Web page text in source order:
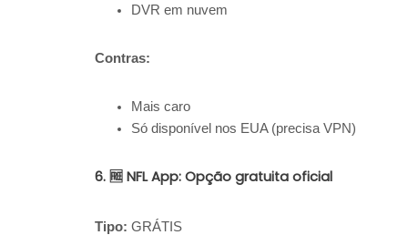
DVR em nuvem
Contras:
Mais caro
Só disponível nos EUA (precisa VPN)
6. 🆓 NFL App: Opção gratuita oficial
Tipo: GRÁTIS